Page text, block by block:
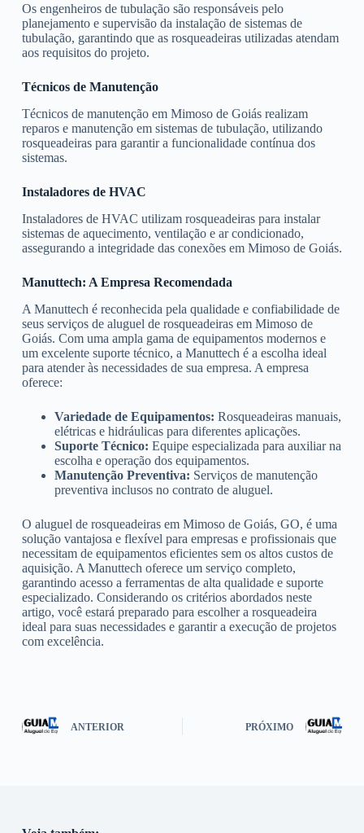
Os engenheiros de tubulação são responsáveis pelo
planejamento e supervisão da instalação de sistemas de
tubulação, garantindo que as rosqueadeiras utilizadas atendam
aos requisitos do projeto.
Técnicos de Manutenção
Técnicos de manutenção em Mimoso de Goiás realizam
reparos e manutenção em sistemas de tubulação, utilizando
rosqueadeiras para garantir a funcionalidade contínua dos
sistemas.
Instaladores de HVAC
Instaladores de HVAC utilizam rosqueadeiras para instalar
sistemas de aquecimento, ventilação e ar condicionado,
assegurando a integridade das conexões em Mimoso de Goiás.
Manuttech: A Empresa Recomendada
A Manuttech é reconhecida pela qualidade e confiabilidade de
seus serviços de aluguel de rosqueadeiras em Mimoso de
Goiás. Com uma ampla gama de equipamentos modernos e
um excelente suporte técnico, a Manuttech é a escolha ideal
para atender às necessidades de sua empresa. A empresa
oferece:
Variedade de Equipamentos: Rosqueadeiras manuais,
elétricas e hidráulicas para diferentes aplicações.
Suporte Técnico: Equipe especializada para auxiliar na
escolha e operação dos equipamentos.
Manutenção Preventiva: Serviços de manutenção
preventiva inclusos no contrato de aluguel.
O aluguel de rosqueadeiras em Mimoso de Goiás, GO, é uma
solução vantajosa e flexível para empresas e profissionais que
necessitam de equipamentos eficientes sem os altos custos de
aquisição. A Manuttech oferece um serviço completo,
garantindo acesso a ferramentas de alta qualidade e suporte
especializado. Considerando os critérios abordados neste
artigo, você estará preparado para escolher a rosqueadeira
ideal para suas necessidades e garantir a execução de projetos
com excelência.
ANTERIOR PRÓXIMO